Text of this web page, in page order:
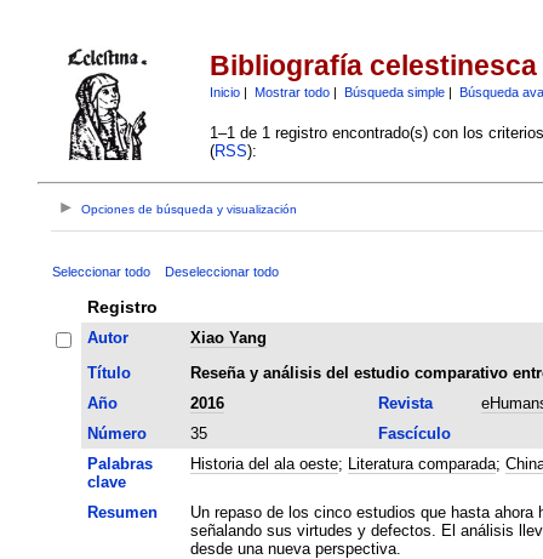
Bibliografía celestinesca
Inicio| Mostrar todo| Búsqueda simple| Búsqueda
1–1 de 1 registro encontrado(s) con los
(RSS):
Opciones de búsqueda y visualización
Seleccionar todo Deseleccionar todo
Registro
Autor
Xiao Yang
Título
Reseña y análisis del estudio comparativo
Año
2016 Revista
Número
35
Fascículo
Palabras
clave
Historia del ala oeste; Literatura comparada;
Resumen
Un repaso de los cinco estudios que hasta ahora
señalando sus virtudes y defectos. El análisis
desde una nueva perspectiva.